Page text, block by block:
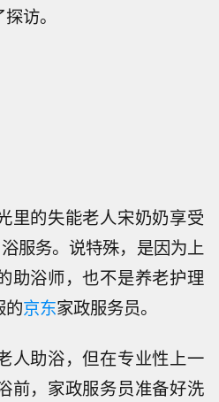
访。
里的失能老人宋奶奶享受
服务。说特殊，是因为上
助浴师，也不是养老护理
的京东家政服务员。
人助浴，但在专业性上一
前，家政服务员准备好洗